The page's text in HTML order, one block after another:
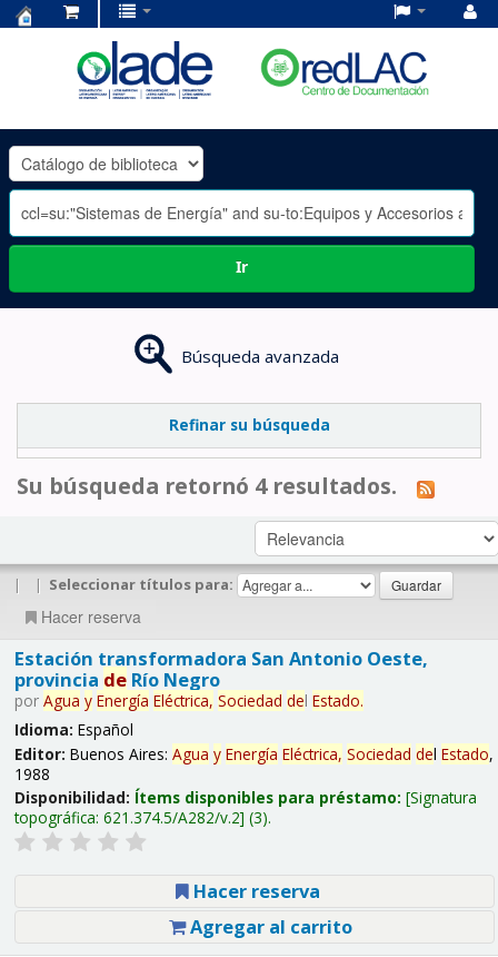
OLADE
-
Ir
Búsqueda avanzada
Refinar su búsqueda
Su búsqueda retornó 4 resultados.
| | Seleccionar títulos para:
Hacer reserva
Estación transformadora San Antonio Oeste,
provincia deRío Negro
por Agua y Energía Eléctrica, Sociedad del Estado.
Idioma: Español
Editor: Buenos Aires: Agua y Energía Eléctrica, Sociedad del Estado,
1988
Disponibilidad: Ítems disponibles para préstamo: Signatura
topográfica: 621.374.5/A282/v.2 (3).
Hacer reserva
Agregar al carrito